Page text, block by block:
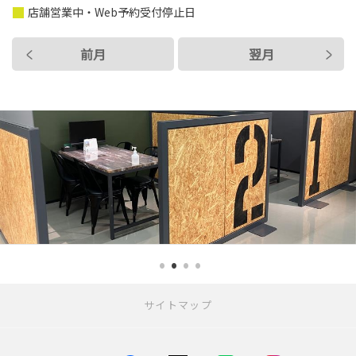
前月 翌月
店舗営業中・Web予約受付停止日
サイトマップ